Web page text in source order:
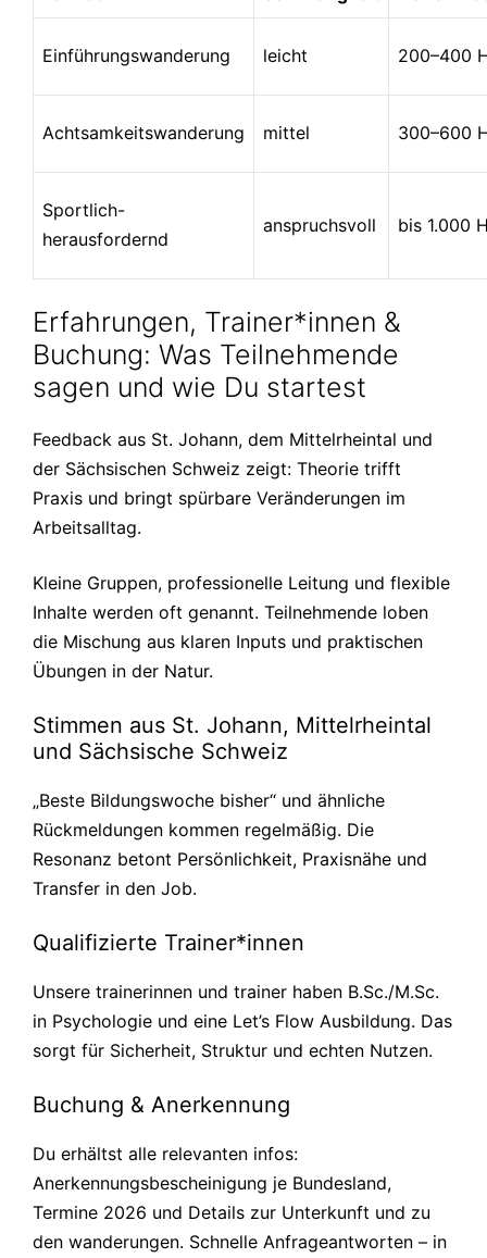
Einführungswanderung leicht 200–400
Achtsamkeitswanderung mittel 300–600
Sportlich-
herausfordernd
anspruchsvoll bis 1.000
Erfahrungen, Trainer*innen &
Buchung: Was Teilnehmende
sagen und wie Du startest
Feedback aus St. Johann, dem Mittelrheintal und
der Sächsischen Schweiz zeigt: Theorie trifft
Praxis und bringt spürbare Veränderungen im
Arbeitsalltag.
Kleine Gruppen, professionelle Leitung und flexible
Inhalte werden oft genannt. Teilnehmende loben
die Mischung aus klaren Inputs und praktischen
Übungen in der Natur.
Stimmen aus St. Johann, Mittelrheintal
und Sächsische Schweiz
„Beste Bildungswoche bisher“ und ähnliche
Rückmeldungen kommen regelmäßig. Die
Resonanz betont Persönlichkeit, Praxisnähe und
Transfer in den Job.
Qualifizierte Trainer*innen
Unsere trainerinnen und trainer haben B.Sc./M.Sc.
in Psychologie und eine Let’s Flow Ausbildung. Das
sorgt für Sicherheit, Struktur und echten Nutzen.
Buchung & Anerkennung
Du erhältst alle relevanten infos:
Anerkennungsbescheinigung je Bundesland,
Termine 2026 und Details zur Unterkunft und zu
den wanderungen. Schnelle Anfrageantworten – in